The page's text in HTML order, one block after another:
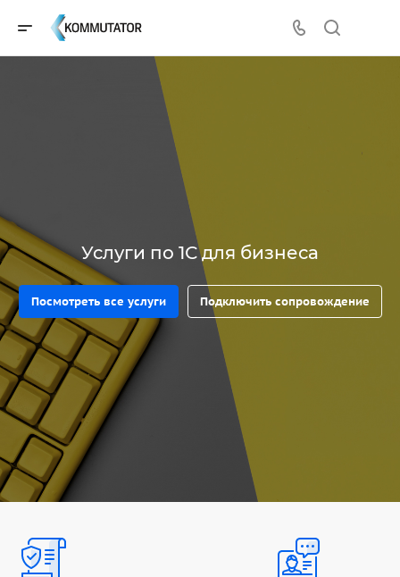
Услуги по 1С для бизнеса
Посмотреть все услуги Подключить сопровождение